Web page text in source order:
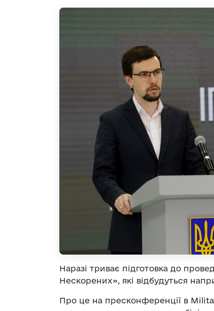
Наразі триває підготовка до
Нескорених», які відбудуться
Про це на пресконференції в